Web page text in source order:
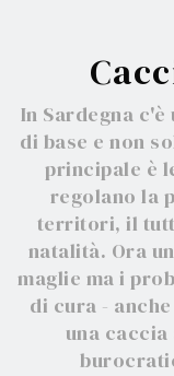
In Sardegna
di base e non
principale è
regolano la
territori, il
natalità. Ora
maglie ma i
di cura -
una